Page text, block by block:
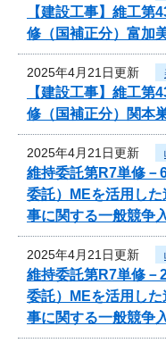
【建設工事】維工
修（国補正分）富加
2025年4月21日更新
【建設工事】維工
修（国補正分）関本
2025年4月21日更新
維持委託第R7単修
委託）MEを活用し
事に関する一般競争
2025年4月21日更新
維持委託第R7単修
委託）MEを活用し
事に関する一般競争